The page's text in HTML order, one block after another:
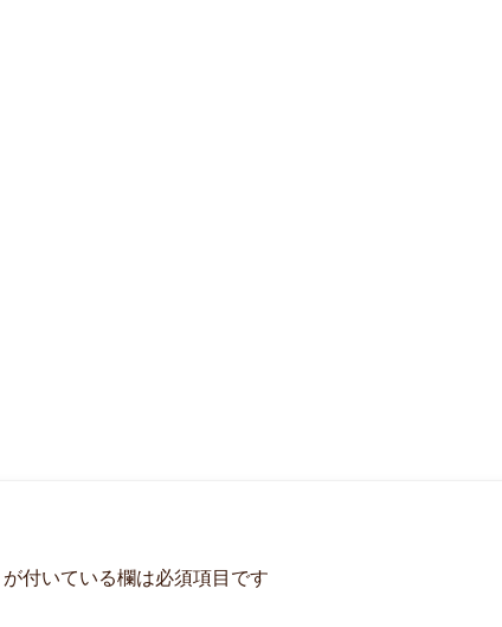
が付いている欄は必須項目です